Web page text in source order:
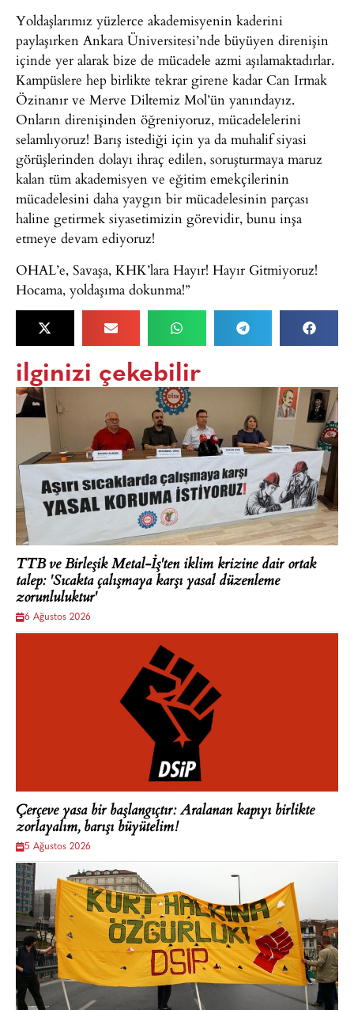
Yoldaşlarımız yüzlerce akademisyenin kaderini
paylaşırken Ankara Üniversitesi’nde büyüyen direnişin
içinde yer alarak bize de mücadele azmi aşılamaktadırlar.
Kampüslere hep birlikte tekrar girene kadar Can Irmak
Özinanır ve Merve Diltemiz Mol’ün yanındayız.
Onların direnişinden öğreniyoruz, mücadelelerini
selamlıyoruz! Barış istediği için ya da muhalif siyasi
görüşlerinden dolayı ihraç edilen, soruşturmaya maruz
kalan tüm akademisyen ve eğitim emekçilerinin
mücadelesini daha yaygın bir mücadelesinin parçası
haline getirmek siyasetimizin görevidir, bunu inşa
etmeye devam ediyoruz!
OHAL’e, Savaşa, KHK’lara Hayır! Hayır Gitmiyoruz!
Hocama, yoldaşıma dokunma!”
ilginizi çekebilir
TTB ve Birleşik Metal-İş'ten iklim krizine dair ortak
talep: 'Sıcakta çalışmaya karşı yasal düzenleme
zorunluluktur'
6 Ağustos 2026
Çerçeve yasa bir başlangıçtır: Aralanan kapıyı birlikte
zorlayalım, barışı büyütelim!
5 Ağustos 2026